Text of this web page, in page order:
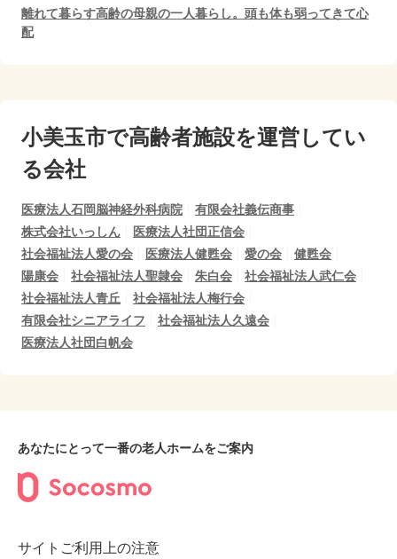
離れて暮らす高齢の母親の一人暮らし。頭も体も弱ってきて心
配
小美玉市で高齢者施設を運営してい
る会社
医療法人石岡脳神経外科病院
有限会社義伝商事
株式会社いっしん
医療法人社団正信会
社会福祉法人愛の会
医療法人健甦会 愛の会
健甦会
陽康会
社会福祉法人聖隷会 朱白会
社会福祉法人武仁会
社会福祉法人青丘
社会福祉法人梅行会
有限会社シニアライフ
社会福祉法人久遠会
医療法人社団白帆会
あなたにとって一番の老人ホームをご案内
サイトご利用上の注意